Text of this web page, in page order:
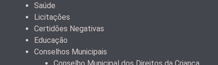
Saúde
Licitações
Certidões Negativas
Educação
Conselhos Municipais